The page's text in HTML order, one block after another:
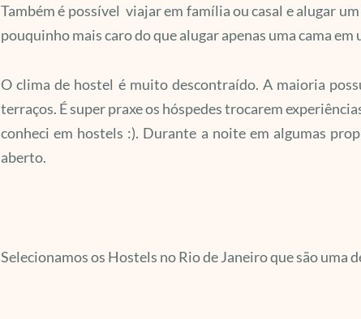
Também é possível viajar em família ou casal e alugar
pouquinho mais caro do que alugar apenas uma cama
O clima de hostel é muito descontraído. A maioria
terraços. É super praxe os hóspedes trocarem
conheci em hostels :). Durante a noite em algumas
aberto.
Selecionamos os Hostels no Rio de Janeiro que são uma